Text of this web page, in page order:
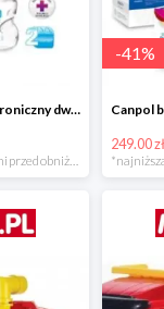
LOVI laktator elektroniczny dwufazowy Prolactis -27%
-41%
249.00 zł